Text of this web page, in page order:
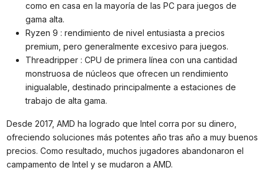
como en casa en la mayoría de las PC para juegos de
gama alta.
Ryzen 9 : rendimiento de nivel entusiasta a precios
premium, pero generalmente excesivo para juegos.
Threadripper : CPU de primera línea con una cantidad
monstruosa de núcleos que ofrecen un rendimiento
inigualable, destinado principalmente a estaciones de
trabajo de alta gama.
Desde 2017, AMD ha logrado que Intel corra por su dinero,
ofreciendo soluciones más potentes año tras año a muy buenos
precios. Como resultado, muchos jugadores abandonaron el
campamento de Intel y se mudaron a AMD.